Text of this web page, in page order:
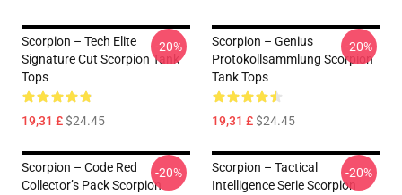
Scorpion – Tech Elite
Signature Cut Scorpion Tank
Tops
19,31 £$24.45
-20%
Scorpion – Genius
Protokollsammlung Scorpion
Tank Tops
19,31 £$24.45
-20%
Scorpion – Code Red
Collector’s Pack Scorpion
-20%
Scorpion – Tactical
Intelligence Serie Scorpion
-20%